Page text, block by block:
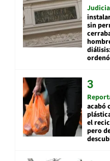
sin
acabó
el
pero